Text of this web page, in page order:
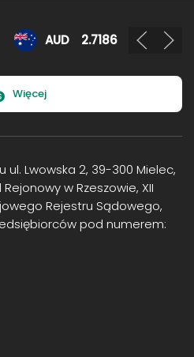
AUD 2.7186
Więcej
ul. Lwowska 2, 39-300 Mielec,
w Rzeszowie, XII
Rejestru Sądowego,
pod numerem: